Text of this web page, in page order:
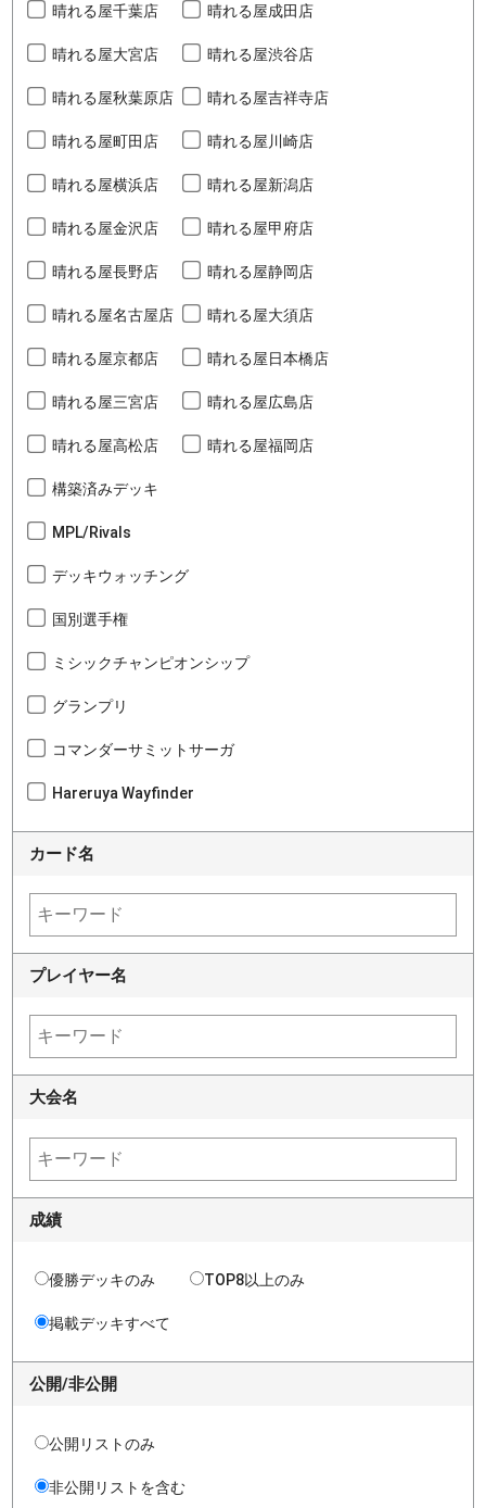
晴れる屋千葉店 晴れる屋成田店
晴れる屋大宮店 晴れる屋渋谷店
晴れる屋秋葉原店 晴れる屋吉祥寺店
晴れる屋町田店 晴れる屋川崎店
晴れる屋横浜店 晴れる屋新潟店
晴れる屋金沢店 晴れる屋甲府店
晴れる屋長野店 晴れる屋静岡店
晴れる屋名古屋店 晴れる屋大須店
晴れる屋京都店 晴れる屋日本橋店
晴れる屋三宮店 晴れる屋広島店
晴れる屋高松店 晴れる屋福岡店
構築済みデッキ
MPL/Rivals
デッキウォッチング
国別選手権
ミシックチャンピオンシップ
グランプリ
コマンダーサミットサーガ
Hareruya Wayfinder
カード名
プレイヤー名
大会名
成績
優勝デッキのみ TOP8以上のみ
掲載デッキすべて
公開/非公開
公開リストのみ
非公開リストを含む